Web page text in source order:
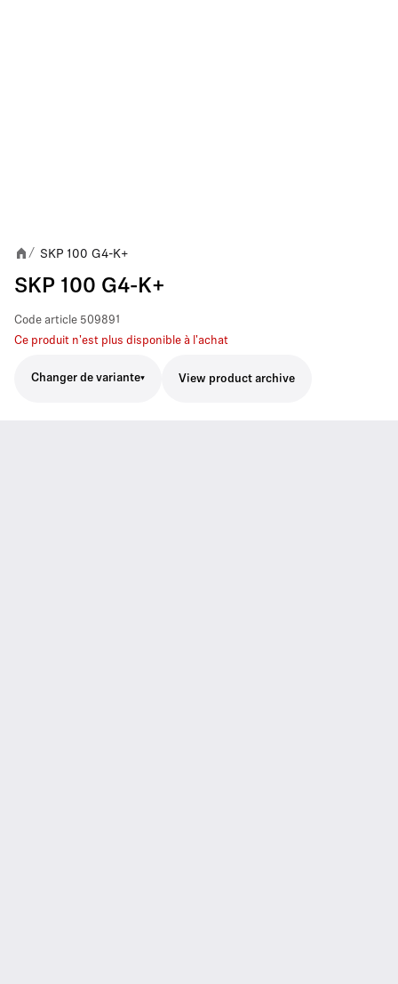
/ SKP 100 G4-K+
SKP 100 G4-K+
Code article 509891
Ce produit n'est plus disponible à l'achat
Changer de variante View product archive